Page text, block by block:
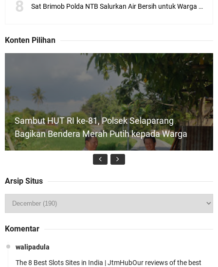
Sat Brimob Polda NTB Salurkan Air Bersih untuk Warga Terdampak Kekeringan
Konten Pilihan
Sambut HUT RI ke-81, Polsek Selaparang
Bagikan Bendera Merah Putih kepada Warga
Hadapi Tantangan Kamtibmas
Arsip Situs
Komentar
walipadula
The 8 Best Slots Sites in India | JtmHubOur reviews of the best